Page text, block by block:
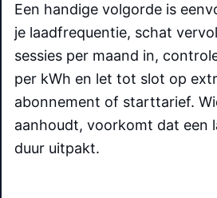
Een handige volgorde is
je laadfrequentie, schat
sessies per maand in,
per kWh en let tot slot op
abonnement of starttarief.
aanhoudt, voorkomt dat een
duur uitpakt.